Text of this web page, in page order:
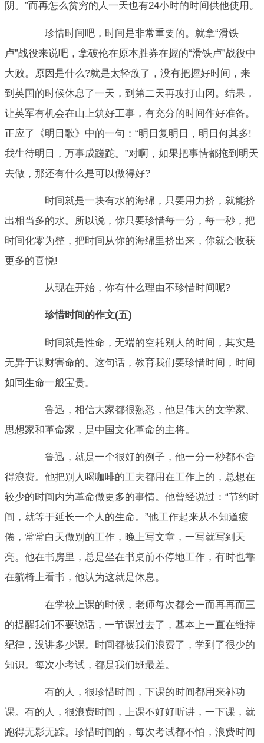
阴。”而再怎么贫穷的人一天也有24小时的时间供他使用。
珍惜时间吧，时间是非常重要的。就拿“滑铁
卢”战役来说吧，拿破伦在原本胜券在握的“滑铁卢”战役中
大败。原因是什么?就是太轻敌了，没有把握好时间，来
到英国的时候休息了一天，到第二天再攻打山冈。结果，
让英军有机会在山上筑好工事，有充分的时间作好准备。
正应了《明日歌》中的一句：“明日复明日，明日何其多!
我生待明日，万事成蹉跎。”对啊，如果把事情都拖到明天
去做，那还有什么是可以做得好?
时间就是一块有水的海绵，只要用力挤，就能挤
出相当多的水。所以说，你只要珍惜每一分，每一秒，把
时间化零为整，把时间从你的海绵里挤出来，你就会收获
更多的喜悦!
从现在开始，你有什么理由不珍惜时间呢?
珍惜时间的作文(五)
时间就是性命，无端的空耗别人的时间，其实是
无异于谋财害命的。这句话，教育我们要珍惜时间，时间
如同生命一般宝贵。
鲁迅，相信大家都很熟悉，他是伟大的文学家、
思想家和革命家，是中国文化革命的主将。
鲁迅，就是一个很好的例子，他一分一秒都不舍
得浪费。他把别人喝咖啡的工夫都用在工作上的，总想在
较少的时间内为革命做更多的事情。他曾经说过：“节约时
间，就等于延长一个人的生命。”他工作起来从不知道疲
倦，常常白天做别的工作，晚上写文章，一写就写到天
亮。他在书房里，总是坐在书桌前不停地工作，有时也靠
在躺椅上看书，他认为这就是休息。
在学校上课的时候，老师每次都会一而再再而三
的提醒我们不要说话，一节课过去了，基本上一直在维持
纪律，没讲多少课。时间都被我们浪费了，学到了很少的
知识。每次小考试，都是我们班最差。
有的人，很珍惜时间，下课的时间都用来补功
课。有的人，很浪费时间，上课不好好听讲，一下课，就
跑得无影无踪。珍惜时间的，每次考试都不怕，浪费时间